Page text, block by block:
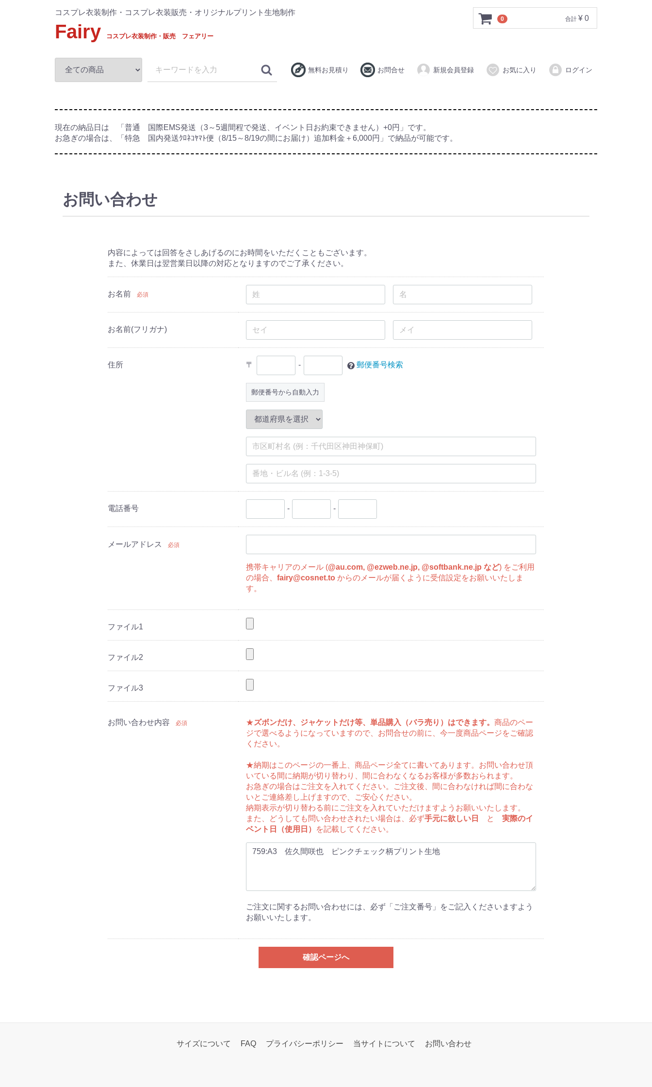
コスプレ衣装制作・コスプレ衣装販売・オリジナルプリント生地制作
Fairy コスプレ衣装制作・販売 フェアリー
0 合計 ¥ 0
無料お見積り お問合せ 新規会員登録 お気に入り ログイン
現在の納品日は 「普通 国際EMS発送（3～5週間程で発送、イベント日お約束できません）+0円」です。
お急ぎの場合は、「特急 国内発送ｸﾛﾈｺﾔﾏﾄ便（8/15～8/19の間にお届け）追加料金＋6,000円」で納品が可能です。
お問い合わせ
内容によっては回答をさしあげるのにお時間をいただくこともございます。
また、休業日は翌営業日以降の対応となりますのでご了承ください。
お名前 必須
お名前(フリガナ)
住所 〒 - 郵便番号検索
郵便番号から自動入力
電話番号 - -
メールアドレス 必須
携帯キャリアのメール (@au.com, @ezweb.ne.jp, @softbank.ne.jp など) をご利用
の場合、fairy@cosnet.to からのメールが届くように受信設定をお願いいたしま
す。
ファイル1
ファイル2
ファイル3
お問い合わせ内容 必須 ★ズボンだけ、ジャケットだけ等、単品購入（バラ売り）はできます。商品のペー
ジで選べるようになっていますので、お問合せの前に、今一度商品ページをご確認
ください。
★納期はこのページの一番上、商品ページ全てに書いてあります。お問い合わせ頂
いている間に納期が切り替わり、間に合わなくなるお客様が多数おられます。
お急ぎの場合はご注文を入れてください。ご注文後、間に合わなければ間に合わな
いとご連絡差し上げますので、ご安心ください。
納期表示が切り替わる前にご注文を入れていただけますようお願いいたします。
また、どうしても問い合わせされたい場合は、必ず手元に欲しい日 と実際のイ
ベント日（使用日）
を記載してください。
ご注文に関するお問い合わせには、必ず「ご注文番号」をご記入くださいますよう
お願いいたします。
確認ページへ
サイズについて FAQ プライバシーポリシー 当サイトについて お問い合わせ